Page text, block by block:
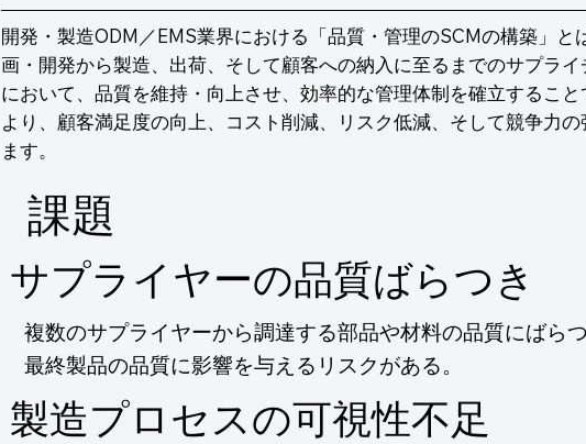
開発・製造ODM／EMS業界における「品質・管理のSCMの構築」と
画・開発から製造、出荷、そして顧客への納入に至るまでのサプラ
において、品質を維持・向上させ、効率的な管理体制を確立するこ
より、顧客満足度の向上、コスト削減、リスク低減、そして競争力の
ます。
​課題
サプライヤーの品質ばらつき
複数のサプライヤーから調達する部品や材料の品質にばらつ
最終製品の品質に影響を与えるリスクがある。
製造プロセスの可視性不足